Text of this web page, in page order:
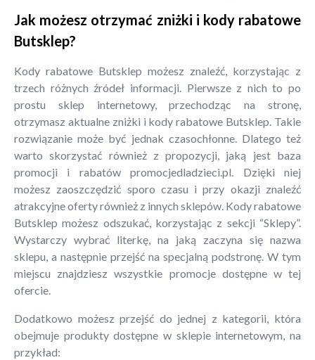
Jak możesz otrzymać zniżki i kody rabatowe
Butsklep?
Kody rabatowe Butsklep możesz znaleźć, korzystając z
trzech różnych źródeł informacji. Pierwsze z nich to po
prostu sklep internetowy, przechodząc na stronę,
otrzymasz aktualne zniżki i kody rabatowe Butsklep. Takie
rozwiązanie może być jednak czasochłonne. Dlatego też
warto skorzystać również z propozycji, jaką jest baza
promocji i rabatów promocjedladzieci.pl. Dzięki niej
możesz zaoszczędzić sporo czasu i przy okazji znaleźć
atrakcyjne oferty również z innych sklepów. Kody rabatowe
Butsklep możesz odszukać, korzystając z sekcji “Sklepy”.
Wystarczy wybrać literkę, na jaką zaczyna się nazwa
sklepu, a następnie przejść na specjalną podstronę. W tym
miejscu znajdziesz wszystkie promocje dostępne w tej
ofercie.
Dodatkowo możesz przejść do jednej z kategorii, która
obejmuje produkty dostępne w sklepie internetowym, na
przykład: